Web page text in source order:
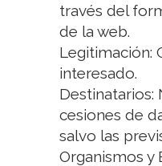
través del
de la web.
Legitimación:
interesado.
Destinatarios:
cesiones de
salvo las
Organismos y